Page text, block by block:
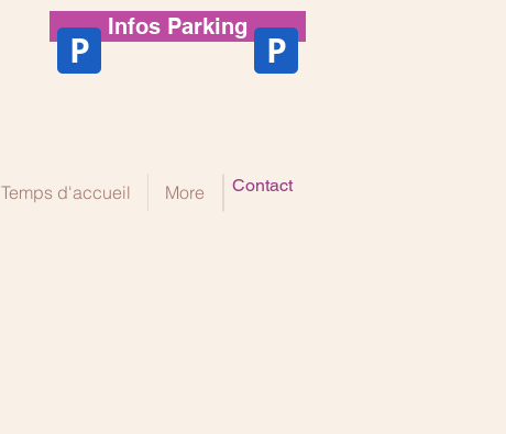
Infos Parking
P
P
Temps d'accueil More Contact